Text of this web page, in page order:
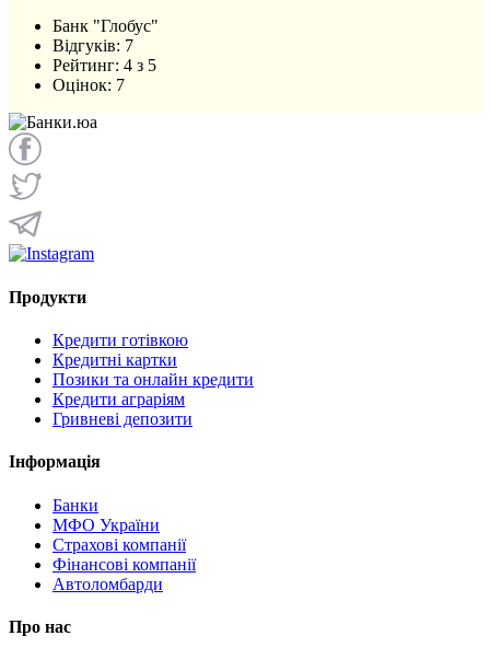
Банк "Глобус"
Відгуків: 7
Рейтинг: 4 з 5
Оцінок: 7
Продукти
Кредити готівкою
Кредитні картки
Позики та онлайн кредити
Кредити аграріям
Гривневі депозити
Інформація
Банки
МФО України
Страхові компанії
Фінансові компанії
Автоломбарди
Про нас